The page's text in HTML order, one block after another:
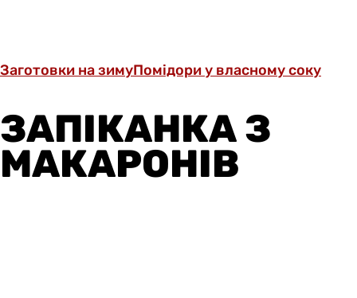
Заготовки на зимуПомідори у власному соку
ЗАПІКАНКА З
МАКАРОНІВ